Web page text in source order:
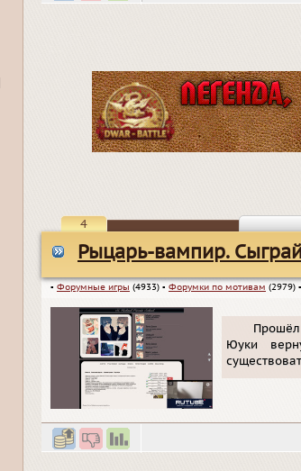
4
Рыцарь-вампир.
▪ Форумные игры (4933) ▪ Форумки по мотивам (2979) ▪
Юуки